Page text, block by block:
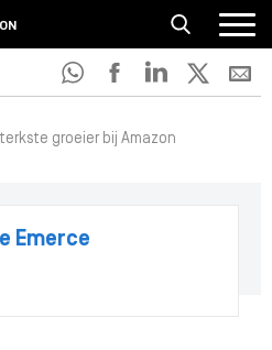
groeier bij Amazon
Emerce